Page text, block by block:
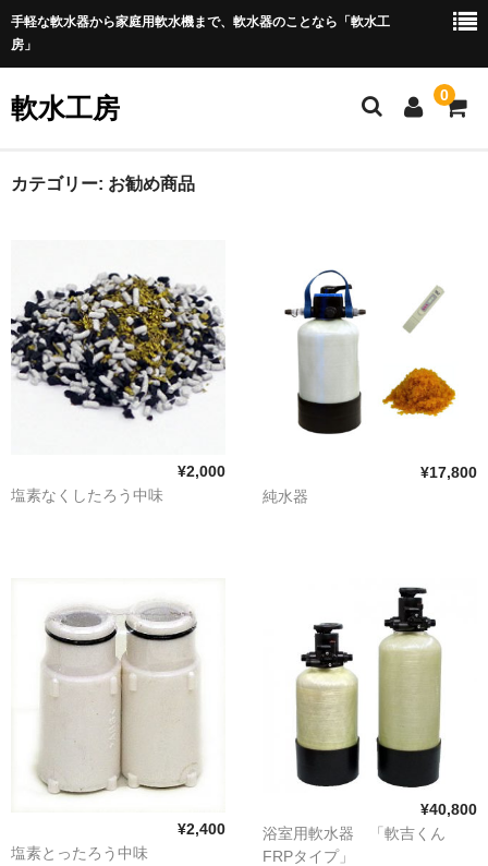
手軽な軟水器から家庭用軟水機まで、軟水器のことなら「軟水工
房」
軟水工房 0
ホーム
軟水器
浴室用
全自動洗濯機用
業務用手動タイプ
イオン交換樹脂
浴室用浄水器（塩素除去フィルター）
ハウジングケース
各種パーツ
カテゴリー: お勧め商品
¥2,000
塩素なくしたろう中味
¥17,800
純水器
¥2,400
塩素とったろう中味
¥40,800
浴室用軟水器 「軟吉くん
FRPタイプ」